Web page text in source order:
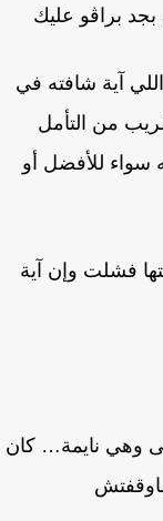
براڤو عليك
آية شافته في
من التأمل
للأفضل أو
وإن آية
نايمة… كان